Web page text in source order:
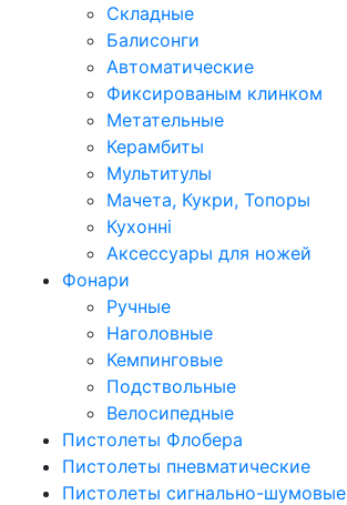
Складные
Балисонги
Автоматические
Фиксированым клинком
Метательные
Керамбиты
Мультитулы
Мачета, Кукри, Топоры
Кухонні
Аксессуары для ножей
Фонари
Ручные
Наголовные
Кемпинговые
Подствольные
Велосипедные
Пистолеты Флобера
Пистолеты пневматические
Пистолеты сигнально-шумовые